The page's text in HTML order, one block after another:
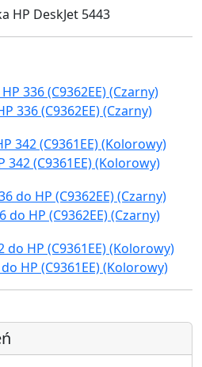
336 (C9362EE) (Czarny)
342 (C9361EE) (Kolorowy)
do HP (C9362EE) (Czarny)
HP (C9361EE) (Kolorowy)